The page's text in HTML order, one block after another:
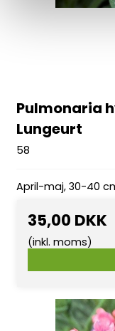
Pulmonaria
Lungeurt
58
April-maj, 30-40
35,00 DKK
(inkl. moms)